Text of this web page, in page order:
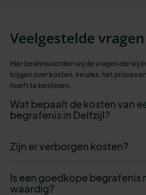
Veelgestelde
Hier beantwoorden wij de vragen die wij
krijgen over kosten, keuzes, het proces
hoeft te beslissen.
Wat bepaalt de kosten van
begrafenis in Delfzijl?
Zijn er verborgen kosten?
Is een goedkope begrafenis
waardig?